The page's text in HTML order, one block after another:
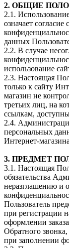
2. ОБЩИЕ
2.1.
означает
данных
2.2. В случае
использование
2.3. Настоящая
только к сайту
магазин не
третьих лиц, на
ссылкам,
2.4.
персональных
Интернет-
3. ПРЕДМЕТ
3.1. Настоящая
обязательства
неразглашению и
Пользователь
при регистрации
оформлении
Обратного
при заполнении